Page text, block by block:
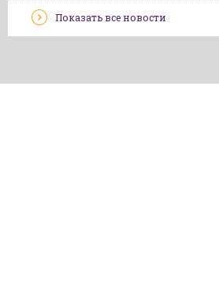
Показать все новости